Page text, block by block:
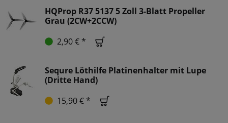
HQProp R37 5137 5 Zoll 3-Blatt Propeller
Grau (2CW+2CCW)
2,90 € *
Sequre Löthilfe Platinenhalter mit Lupe
(Dritte Hand)
15,90 € *